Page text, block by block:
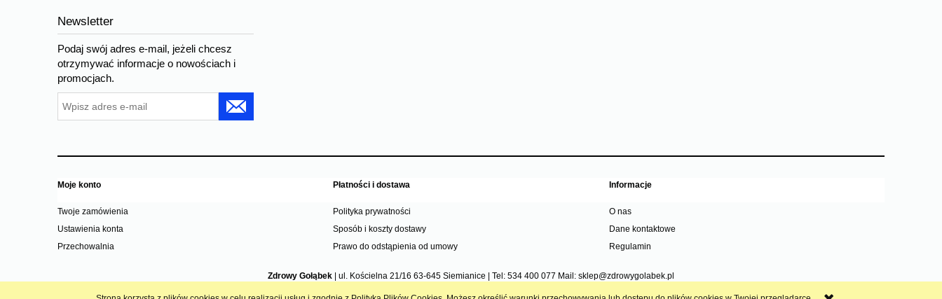
Newsletter
Podaj swój adres e-mail, jeżeli chcesz
otrzymywać informacje o nowościach i
promocjach.
Moje konto
Twoje zamówienia
Ustawienia konta
Przechowalnia
Płatności i dostawa
Polityka prywatności
Sposób i koszty dostawy
Prawo do odstąpienia od umowy
Informacje
O nas
Dane kontaktowe
Regulamin
Zdrowy Gołąbek | ul. Kościelna 21/16 63-645 Siemianice | Tel: 534 400 077 Mail: sklep@zdrowygolabek.pl